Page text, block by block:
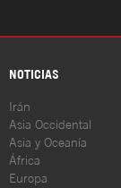
NOTICIAS
Irán
Asia Occidental
Asia y Oceanía
África
Europa